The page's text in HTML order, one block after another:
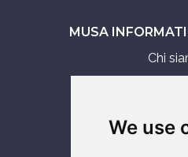
We use
MUSA
Chi